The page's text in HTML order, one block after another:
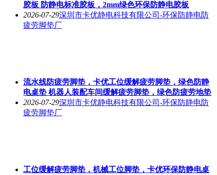
胶板 防静电标准胶板，2mm绿色环保防静电胶板
2026-07-29深圳市卡优静电科技有限公司-环保防静电防
疲劳脚垫厂
流水线防疲劳脚垫，卡优工位缓解疲劳脚垫，绿色防静
电桌垫 机器人装配车间缓解疲劳脚垫，绿色防疲劳地垫
2026-07-29深圳市卡优静电科技有限公司-环保防静电防
疲劳脚垫厂
工位缓解疲劳脚垫，机械工位脚垫，卡优环保防静电桌